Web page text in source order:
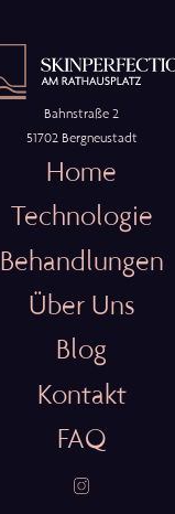
Bahnstraße 2
51702 Bergneustadt
Home
Technologie
Behandlungen
Über Uns
Blog
Kontakt
FAQ